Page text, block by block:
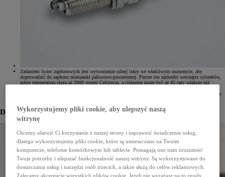
Zadaniem świec zapłonowych jest wytworzenie silnej iskry we właściwym momencie, aby
doprowadzić do zapłonu mieszanki paliwowo-powietrznej. Proces ten zachodzi wewnątrz cylindrów,
gdzie temperatura sięga aż 2000 stopni Celsjusza, a ciśnienie może być aż 45 razy większe niż
samochód nie będzie płynnie przyspieszać, co może prowadzić do wypadku lub uszkodzenia silnika.
Dowiedz się więcej
Wykorzystujemy pliki cookie, aby ulepszyć naszą
witrynę
Chcemy ułatwić Ci korzystanie z naszej strony i usprawnić świadczenie usług,
dlatego wykorzystujemy pliki cookie, które są umieszczane na Twoim
komputerze, telefonie komórkowym lub tablecie. Pomagają one nam zrozumieć
Twoje potrzeby i ulepszać funkcjonalność naszej witryny. Są wykorzystywane do
dostarczania usług i narzędzi osób trzecich, a także służą do celów reklamowych.
Zalecamy akceptację wszystkich plików cookie. Jeżeli nie wyrażasz na to zgody,